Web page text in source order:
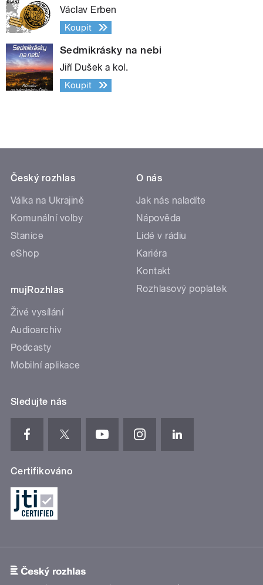
Václav Erben
Koupit
Sedmikrásky na nebi
Jiří Dušek a kol.
Koupit
Český rozhlas
Válka na Ukrajině
Komunální volby
Stanice
eShop
mujRozhlas
Živé vysílání
Audioarchiv
Podcasty
Mobilní aplikace
O nás
Jak nás naladíte
Nápověda
Lidé v rádiu
Kariéra
Kontakt
Rozhlasový poplatek
Sledujte nás
Certifikováno